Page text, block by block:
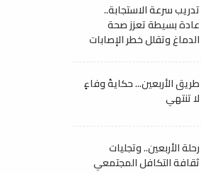
تدريب سرعة الاستجابة..
عادة بسيطة تعزز صحة
الدماغ وتقلل خطر الإصابات
طريق الأربعين... حكايةُ وفاءٍ
لا تنتهي
رحلة الأربعين.. وتجليات
ثقافة التكافل المجتمعي